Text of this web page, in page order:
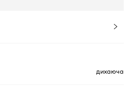
дихаюча